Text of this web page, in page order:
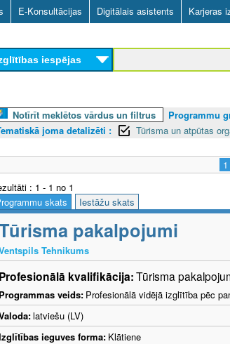
Skip
to
main
content
E-Konsultācijas Digitālais asistents Karjeras
iespējas
Notīrīt meklētos vārdus un filtrus Programmu
joma detalizēti :
Tūrisma un atpūtas
1
: 1 - 1 no 1
skats
Iestāžu skats
pakalpojumi
Tehnikums
Profesionālā kvalifikācija:Tūrisma
Programmas veids: Profesionālā vidējā izglītība pēc
latviešu (LV)
ieguves forma: Klātiene